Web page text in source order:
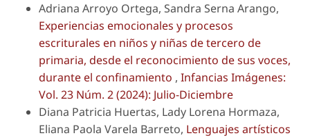
Adriana Arroyo Ortega, Sandra Serna Arango,
Experiencias emocionales y procesos
escriturales en niños y niñas de tercero de
primaria, desde el reconocimiento de sus voces,
durante el confinamiento , Infancias Imágenes:
Vol. 23 Núm. 2 (2024): Julio-Diciembre
Diana Patricia Huertas, Lady Lorena Hormaza,
Eliana Paola Varela Barreto, Lenguajes artísticos